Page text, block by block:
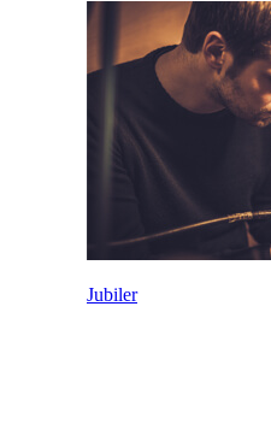
Jubiler